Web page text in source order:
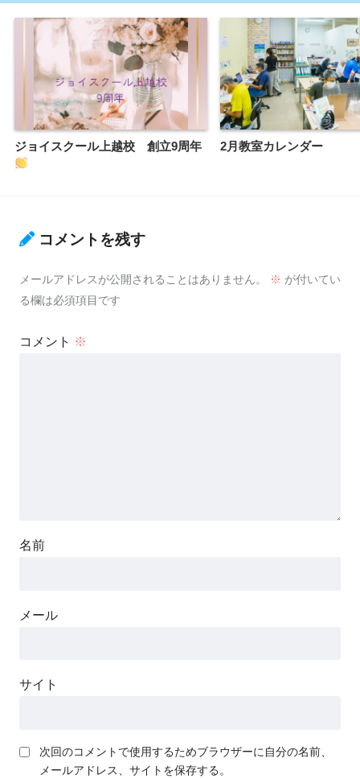
ジョイスクール上越校 創立9周年 2月教室カレンダー
コメントを残す
メールアドレスが公開されることはありません。 ※ が付いてい
る欄は必須項目です
コメント ※
名前
メール
サイト
次回のコメントで使用するためブラウザーに自分の名前、
メールアドレス、サイトを保存する。